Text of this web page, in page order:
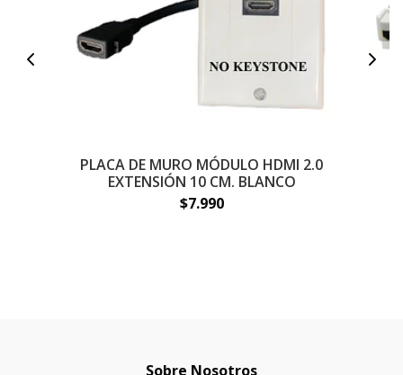
PLACA DE MURO MÓDULO HDMI 2.0
EXTENSIÓN 10 CM. BLANCO
$7.990
Sobre Nosotros